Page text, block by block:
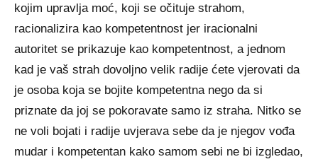
kojim upravlja moć, koji se očituje strahom,
racionalizira kao kompetentnost jer iracionalni
autoritet se prikazuje kao kompetentnost, a jednom
kad je vaš strah dovoljno velik radije ćete vjerovati da
je osoba koja se bojite kompetentna nego da si
priznate da joj se pokoravate samo iz straha. Nitko se
ne voli bojati i radije uvjerava sebe da je njegov vođa
mudar i kompetentan kako samom sebi ne bi izgledao,